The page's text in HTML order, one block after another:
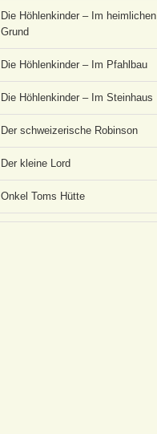
Die Höhlenkinder – Im heimlichen
Grund
Die Höhlenkinder – Im Pfahlbau
Die Höhlenkinder – Im Steinhaus
Der schweizerische Robinson
Der kleine Lord
Onkel Toms Hütte